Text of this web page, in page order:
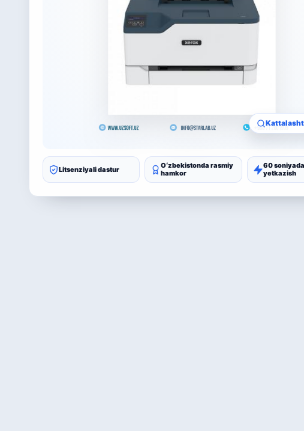
Litsenziyali dastur
Oʻzbekistonda rasmiy
hamkor
60 soniyada
yetkazish